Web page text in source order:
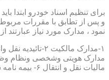
برای تنظیم اسناد خودرو ابتدا
و پس از تطابق با مقررات
نمود ، مدارک مورد نیاز عبارتند
مالیات نقل و انتقال ۶- بیمه نامه شخص ثالث معتبر ۷-کارت سوخت